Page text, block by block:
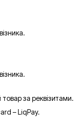
за реквізитами.
– LiqPay.